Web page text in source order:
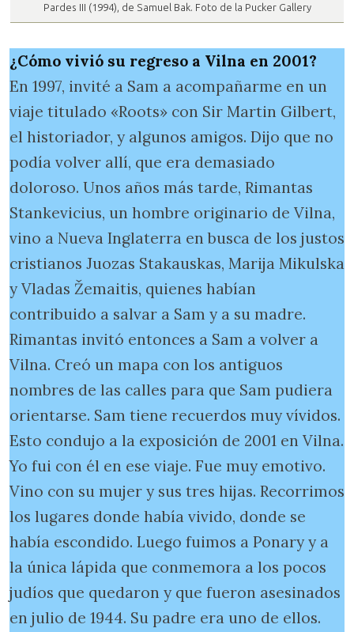
Pardes III (1994), de Samuel Bak. Foto de la Pucker Gallery
¿Cómo vivió su regreso a Vilna en 2001?
En 1997, invité a Sam a acompañarme en un
viaje titulado «Roots» con Sir Martin Gilbert,
el historiador, y algunos amigos. Dijo que no
podía volver allí, que era demasiado
doloroso. Unos años más tarde, Rimantas
Stankevicius, un hombre originario de Vilna,
vino a Nueva Inglaterra en busca de los justos
cristianos Juozas Stakauskas, Marija Mikulska
y Vladas Žemaitis, quienes habían
contribuido a salvar a Sam y a su madre.
Rimantas invitó entonces a Sam a volver a
Vilna. Creó un mapa con los antiguos
nombres de las calles para que Sam pudiera
orientarse. Sam tiene recuerdos muy vívidos.
Esto condujo a la exposición de 2001 en Vilna.
Yo fui con él en ese viaje. Fue muy emotivo.
Vino con su mujer y sus tres hijas. Recorrimos
los lugares donde había vivido, donde se
había escondido. Luego fuimos a Ponary y a
la única lápida que conmemora a los pocos
judíos que quedaron y que fueron asesinados
en julio de 1944. Su padre era uno de ellos.